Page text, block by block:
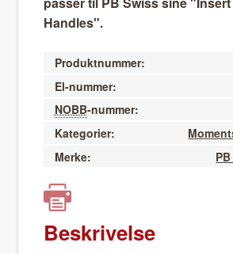
Handles".
Produktnummer:
El-nummer:
NOBB-nummer:
Kategorier:
Merke:
Beskrivelse